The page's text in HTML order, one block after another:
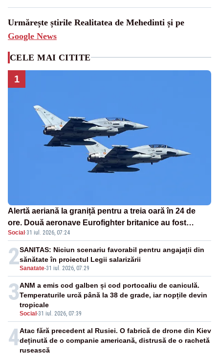
Urmărește știrile Realitatea de Mehedinti și pe
Google News
CELE MAI CITITE
1
Alertă aeriană la graniță pentru a treia oară în 24 de
ore. Două aeronave Eurofighter britanice au fost
ridicate de la sol
Social ·31 iul. 2026, 07:24
2Sanatate-31 iul. 2026, 07:29
SANITAS: Niciun scenariu favorabil pentru angajații din
sănătate în proiectul Legii salarizării
3
Social -31 iul. 2026, 07:39
ANM a emis cod galben și cod portocaliu de caniculă.
Temperaturile urcă până la 38 de grade, iar nopțile devin
tropicale
4Atac fără precedent al Rusiei. O fabrică de drone din Kiev
deținută de o companie americană, distrusă de o rachetă
rusească